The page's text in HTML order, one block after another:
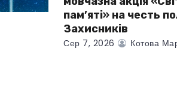
пам’яті» на честь
Захисників
Сер 7, 2026 Котова